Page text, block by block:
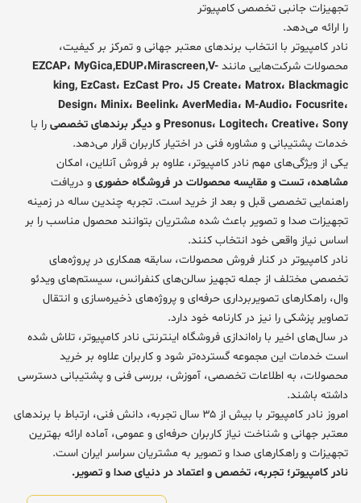
تجهیزات جانبی تخصصی کامپیوتر
را ارائه می‌دهد.
نادر کامپیوتر با انتخاب برندهای معتبر جهانی و تمرکز بر کیفیت،
محصولات شرکت‌هایی مانند EZCAP، MyGica,EDUP،Mirascreen,V-
king, EzCast، EzCast Pro، J5 Create، Matrox، Blackmagic
Design، Minix، Beelink، AverMedia، M-Audio، Focusrite،
Presonus، Logitech، Creative، Sony و دیگر برندهای تخصصی
را با
خدمات پشتیبانی و مشاوره فنی در اختیار کاربران قرار می‌دهد.
یکی از ویژگی‌های مهم نادر کامپیوتر، علاوه بر فروش آنلاین، امکان
مشاهده، تست و مقایسه محصولات در فروشگاه حضوری و دریافت
راهنمایی تخصصی قبل و بعد از خرید است. تجربه چندین ساله در زمینه
تجهیزات صدا و تصویر باعث شده مشتریان بتوانند محصول مناسب را بر
اساس نیاز واقعی خود انتخاب کنند.
نادر کامپیوتر در کنار فروش محصولات، سابقه همکاری در پروژه‌های
تخصصی مختلف از جمله تجهیز سالن‌های کنفرانس، سیستم‌های ویدئو
وال، راهکارهای تصویربرداری حرفه‌ای و پروژه‌های ذخیره‌سازی و انتقال
تصاویر پزشکی را نیز در کارنامه خود دارد.
در سال‌های اخیر با راه‌اندازی فروشگاه اینترنتی نادر کامپیوتر، تلاش شده
است خدمات این مجموعه گسترده‌تر شود و کاربران علاوه بر خرید
محصولات، به اطلاعات تخصصی، آموزش، بررسی فنی و پشتیبانی دسترسی
داشته باشند.
امروز نادر کامپیوتر با بیش از ۳۵ سال تجربه، دانش فنی، ارتباط با برندهای
معتبر جهانی و شناخت نیاز کاربران حرفه‌ای و عمومی، آماده ارائه بهترین
تجهیزات و راهکارهای صدا و تصویر به مشتریان سراسر ایران است.
نادر کامپیوتر؛ تجربه، تخصص و اعتماد در دنیای صدا و تصویر.